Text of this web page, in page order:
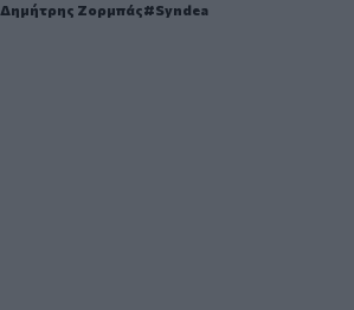
Δημήτρης Ζορμπάς Syndea